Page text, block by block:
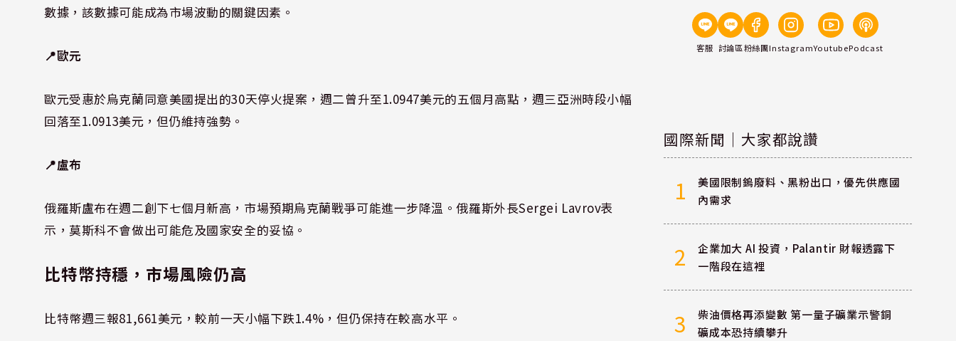
數據，該數據可能成為市場波動的關鍵因素。
📍歐元
歐元受惠於烏克蘭同意美國提出的30天停火提案，週二曾升至1.0947美元的五個月高點，週三亞洲時段小幅
回落至1.0913美元，但仍維持強勢。
📍盧布
俄羅斯盧布在週二創下七個月新高，市場預期烏克蘭戰爭可能進一步降溫。俄羅斯外長Sergei Lavrov表
示，莫斯科不會做出可能危及國家安全的妥協。
比特幣持穩，市場風險仍高
比特幣週三報81,661美元，較前一天小幅下跌1.4%，但仍保持在較高水平。
客服 討論區粉絲團InstagramYoutubePodcast
國際新聞｜大家都說讚
1
美國限制鎢廢料、黑粉出口，優先供應國
內需求
2
企業加大 AI 投資，Palantir 財報透露下
一階段在這裡
3
柴油價格再添變數 第一量子礦業示警銅
礦成本恐持續攀升